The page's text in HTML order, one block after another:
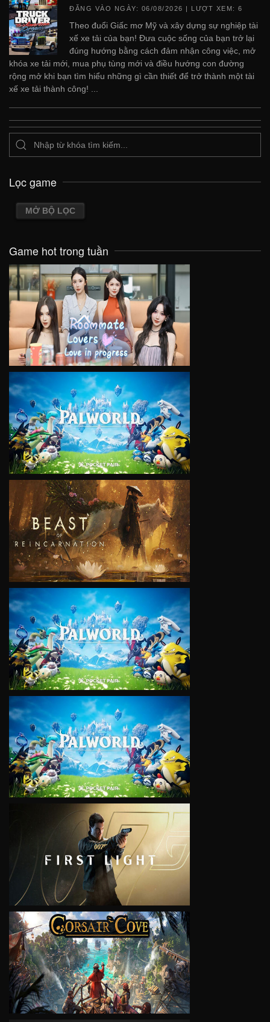
ĐĂNG VÀO NGÀY: 06/08/2026 | LƯỢT XEM: 6
Theo đuổi Giấc mơ Mỹ và xây dựng sự nghiệp tài
xế xe tải của bạn! Đưa cuộc sống của bạn trở lại
đúng hướng bằng cách đảm nhận công việc, mở
khóa xe tải mới, mua phụ tùng mới và điều hướng con đường
rộng mở khi bạn tìm hiểu những gì cần thiết để trở thành một tài
xế xe tải thành công! ...
Lọc game
MỞ BỘ LỌC
Game hot trong tuần
VIEW
VIEW
VIEW
VIEW
VIEW
VIEW
VIEW